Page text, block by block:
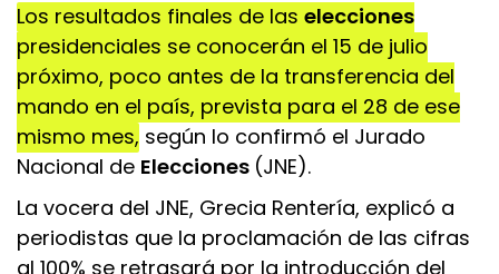
Los resultados finales de las elecciones
presidenciales se conocerán el 15 de julio
próximo, poco antes de la transferencia del
mando en el país, prevista para el 28 de ese
mismo mes, según lo confirmó el Jurado
Nacional de Elecciones (JNE).
La vocera del JNE, Grecia Rentería, explicó a
periodistas que la proclamación de las cifras
al 100% se retrasará por la introducción del